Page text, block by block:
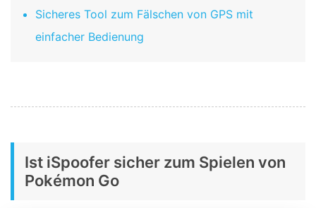
Sicheres Tool zum Fälschen von GPS mit
einfacher Bedienung
Ist iSpoofer sicher zum Spielen von
Pokémon Go